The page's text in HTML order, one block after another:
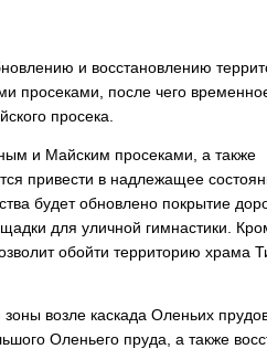
и восстановлению
просеками, после чего
просека.
и Майским просеками, а также
привести в надлежащее
будет обновлено покрытие
для уличной гимнастики.
обойти территорию храма
возле каскада Оленьих
Оленьего пруда, а также